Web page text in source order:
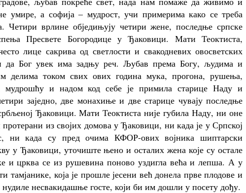
умире, а софија – мудрост, учи примерима како се треба
Четири врлине обједињују четири жене, последње српске
Пресвете Богородице у Ђаковици. Мати Теоктиста,
лице сакрива од светлости и свакодневих овосветских
да Бог увек има задњу реч. Љубав према Богу, људима и
делима током свих ових година мука, прогона, рушења,
мудрошћу и надом код себе је примила старице Наду и
заједно, две монахиње и две старице чувају последње
Ђаковици. Мати Теоктиста није губила Наду, ни оне
из својих домова у Ђаковици, ни када је у Српској
ни када су пред очима КФОР-ових војника шиптарски
у Ђаковици, уточиште њено и осталих жена које су остале
и црква се из рушевина поново уздигла већа и лепша. А у
тамјанике, која је прошле јесени већ донела прве плодове и
несвакидашње госте, који би им дошли у посету дођу.